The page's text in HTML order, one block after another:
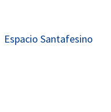
Espacio Santafesino